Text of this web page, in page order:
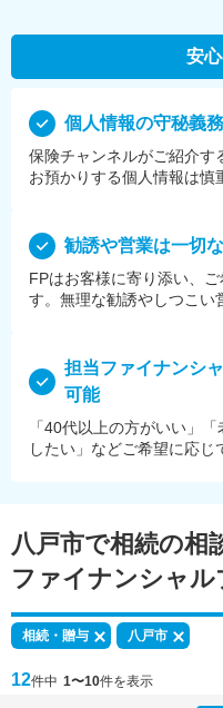
安
個⼈情報の守秘義務
保険チャンネルがご紹介す
お預かりする個⼈情報は慎
勧誘や営業は⼀切
FPはお客様に寄り添い、
す。無理な勧誘やしつこい
担当ファイナンシ
可能
「40代以上の方がいい」
したい」などご希望に応じ
八戸市で相続の相
ファイナンシャル
相続・贈与 八戸市
12件中 1〜10件を表示